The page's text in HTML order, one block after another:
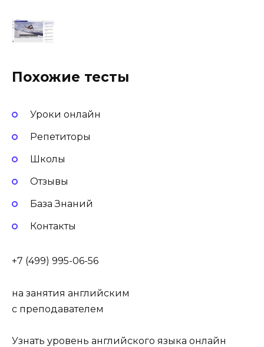
Похожие тесты
Уроки онлайн
Репетиторы
Школы
Отзывы
База Знаний
Контакты
+7 (499) 995-06-56
на занятия английским
с преподавателем
Узнать уровень английского языка онлайн